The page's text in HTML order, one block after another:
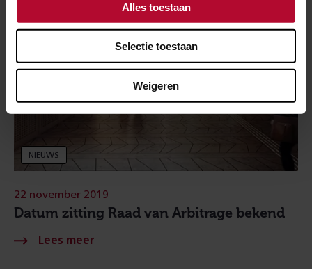
Alles toestaan
Selectie toestaan
Weigeren
NIEUWS
Datum zitting Raad van Arbitrage bekend
22 november 2019